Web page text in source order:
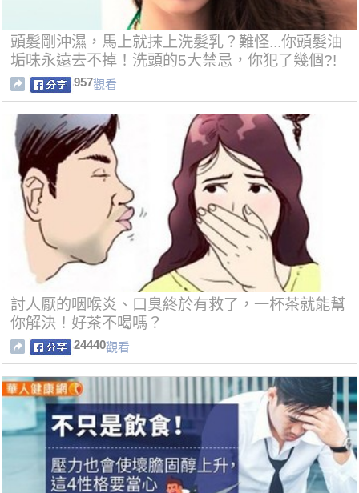
頭髮剛沖濕，馬上就抹上洗髮乳？難怪...你頭髮油
垢味永遠去不掉！洗頭的5大禁忌，你犯了幾個?!
957觀看
討人厭的咽喉炎、口臭終於有救了，一杯茶就能幫
你解決！好茶不喝嗎？
24440觀看